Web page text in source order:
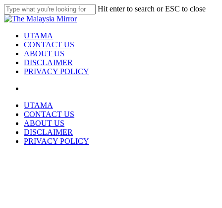
Skip
to
content
Hit enter to search or ESC to close
Close
search
Menu
UTAMA
CONTACT US
ABOUT US
DISCLAIMER
PRIVACY POLICY
UTAMA
CONTACT US
ABOUT US
DISCLAIMER
PRIVACY POLICY